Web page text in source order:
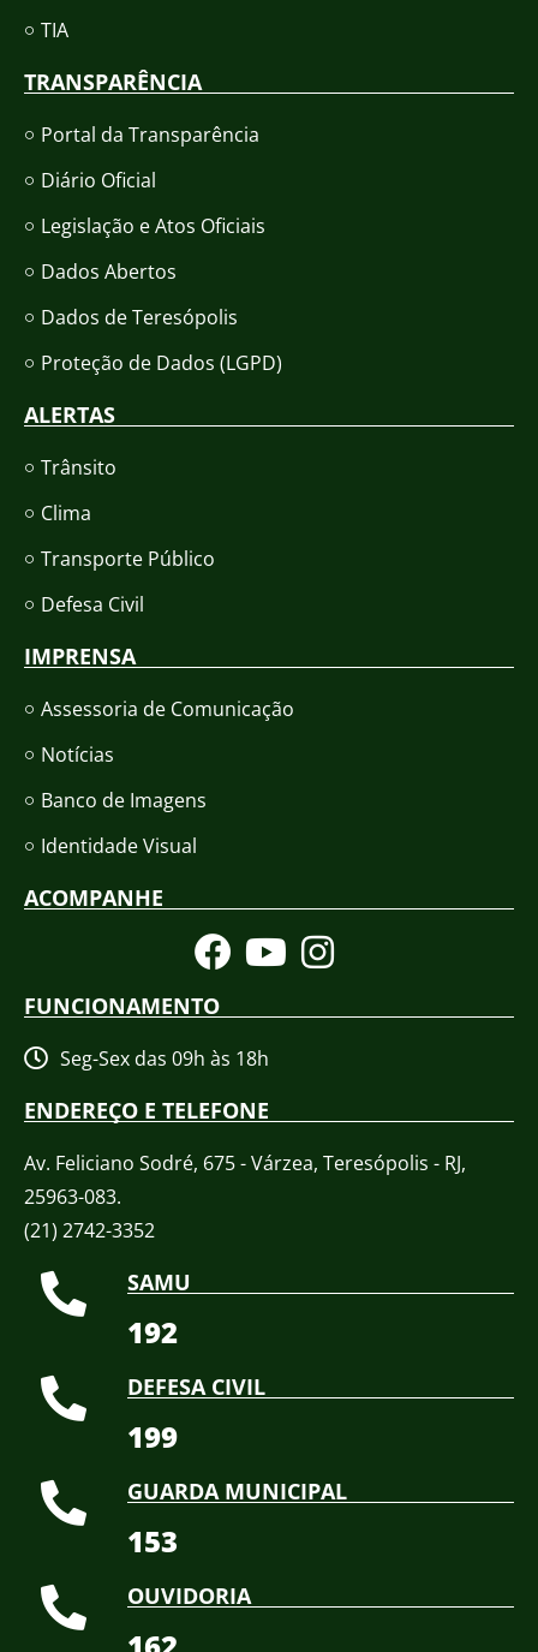
TIA
TRANSPARÊNCIA
Portal da Transparência
Diário Oficial
Legislação e Atos Oficiais
Dados Abertos
Dados de Teresópolis
Proteção de Dados (LGPD)
ALERTAS
Trânsito
Clima
Transporte Público
Defesa Civil
IMPRENSA
Assessoria de Comunicação
Notícias
Banco de Imagens
Identidade Visual
ACOMPANHE
FUNCIONAMENTO
Seg-Sex das 09h às 18h
ENDEREÇO E TELEFONE
Av. Feliciano Sodré, 675 - Várzea, Teresópolis - RJ,
25963-083.
(21) 2742-3352​
SAMU
192
DEFESA CIVIL
199
GUARDA MUNICIPAL
153
OUVIDORIA